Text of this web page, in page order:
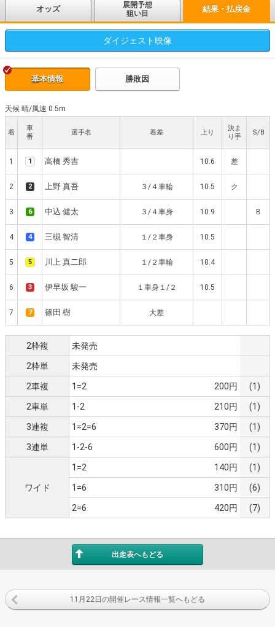
オッズ
展開予想
狙い目
結果・払戻金
ダイジェスト映像
基本情報 勝敗因
天候 晴/風速 0.5m
着
車
番
選手名 着差 上り
決ま
り手
S/B
1 1 高橋 秀吉 10.6 差
2 2 上野 真吾 ３/４車輪 10.5 ク
3 6 中込 健太 ３/４車身 10.9 B
4 4 三槻 智清 １/２車身 10.5
5 5 川上 真二郎 １/２車輪 10.4
6 3 伊早坂 駿一 １車身１/２ 10.5
7 7 篠田 樹 大差
2枠複 未発売
2枠単 未発売
2車複 1=2 200円 (1)
2車単 1-2 210円 (1)
3連複 1=2=6 370円 (1)
3連単 1-2-6 600円 (1)
ワイド
1=2 140円 (1)
1=6 310円 (6)
2=6 420円 (7)
出走表へもどる
11月22日の開催レース情報一覧へもどる